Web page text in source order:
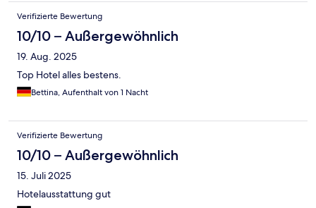
Verifizierte Bewertung
10/10 – Außergewöhnlich
19. Aug. 2025
Top Hotel alles bestens.
Bettina, Aufenthalt von 1 Nacht
Verifizierte Bewertung
10/10 – Außergewöhnlich
15. Juli 2025
Hotelausstattung gut